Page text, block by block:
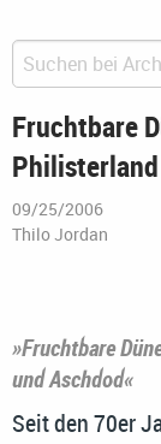
Fruchtbare
Philisterland
09/25/2006
Thilo Jordan
»Fruchtbare
und Aschdod«
Seit den 70er